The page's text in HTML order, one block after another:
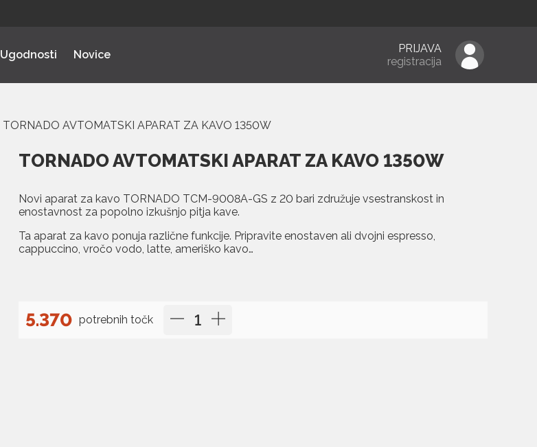
Ugodnosti Novice
PRIJAVA
registracija
TORNADO AVTOMATSKI APARAT ZA KAVO 1350W
TORNADO AVTOMATSKI APARAT ZA KAVO 1350W
Novi aparat za kavo TORNADO TCM-9008A-GS z 20 bari združuje vsestranskost in
enostavnost za popolno izkušnjo pitja kave.
Ta aparat za kavo ponuja različne funkcije. Pripravite enostaven ali dvojni espresso,
cappuccino, vročo vodo, latte, ameriško kavo…
5.370 potrebnih točk